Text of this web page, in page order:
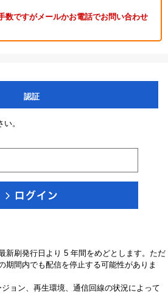
数ですがメールかお電話でお問い合わせ
認証
。
新刷発行日より 5 年間をめどとします。ただ
期間内でも配信を停止する可能性がありま
ョン、再生環境、通信回線の状況によって